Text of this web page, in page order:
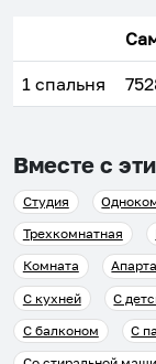
1 спальня
Вместе с
Студия
Трехкомнатная
Комната
С кухней
С
С балконом
С